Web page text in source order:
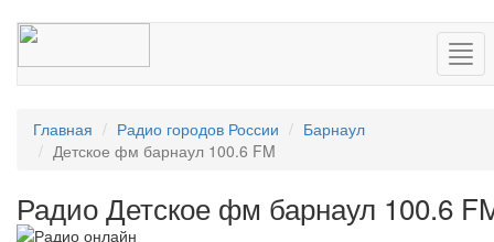
Главная Радио городов России
Барнаул
Детское фм барнаул 100.6 FM
Радио Детское фм барнаул 100.6